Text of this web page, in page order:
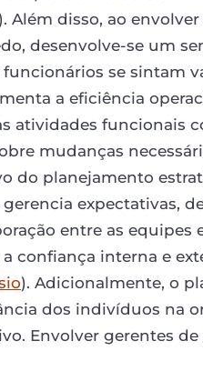
Além disso, ao
desenvolve-se um
se sintam
a eficiência
atividades funcionais
mudanças
do planejamento
expectativas,
entre as equipes
confiança interna e
). Adicionalmente, o
dos indivíduos na
Envolver gerentes